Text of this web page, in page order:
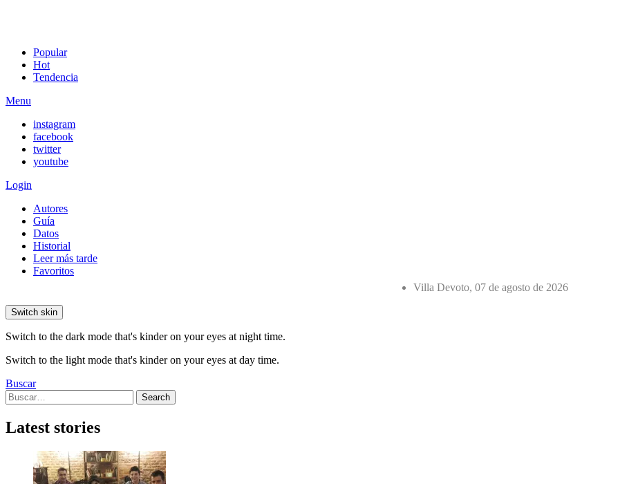
Popular
Hot
Tendencia
Menu
instagram
facebook
twitter
youtube
Login
Autores
Guía
Datos
Historial
Leer más tarde
Favoritos
Villa Devoto, 07 de agosto de 2026
Switch skin
Switch to the dark mode that's kinder on your eyes at night time.
Switch to the light mode that's kinder on your eyes at day time.
Buscar
Search
for:
Search
Latest stories